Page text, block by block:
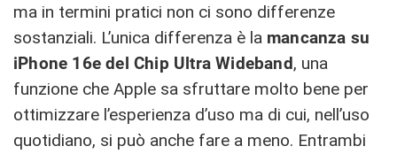
ma in termini pratici non ci sono differenze
sostanziali. L’unica differenza è la mancanza su
iPhone 16e del Chip Ultra Wideband, una
funzione che Apple sa sfruttare molto bene per
ottimizzare l’esperienza d’uso ma di cui, nell’uso
quotidiano, si può anche fare a meno. Entrambi